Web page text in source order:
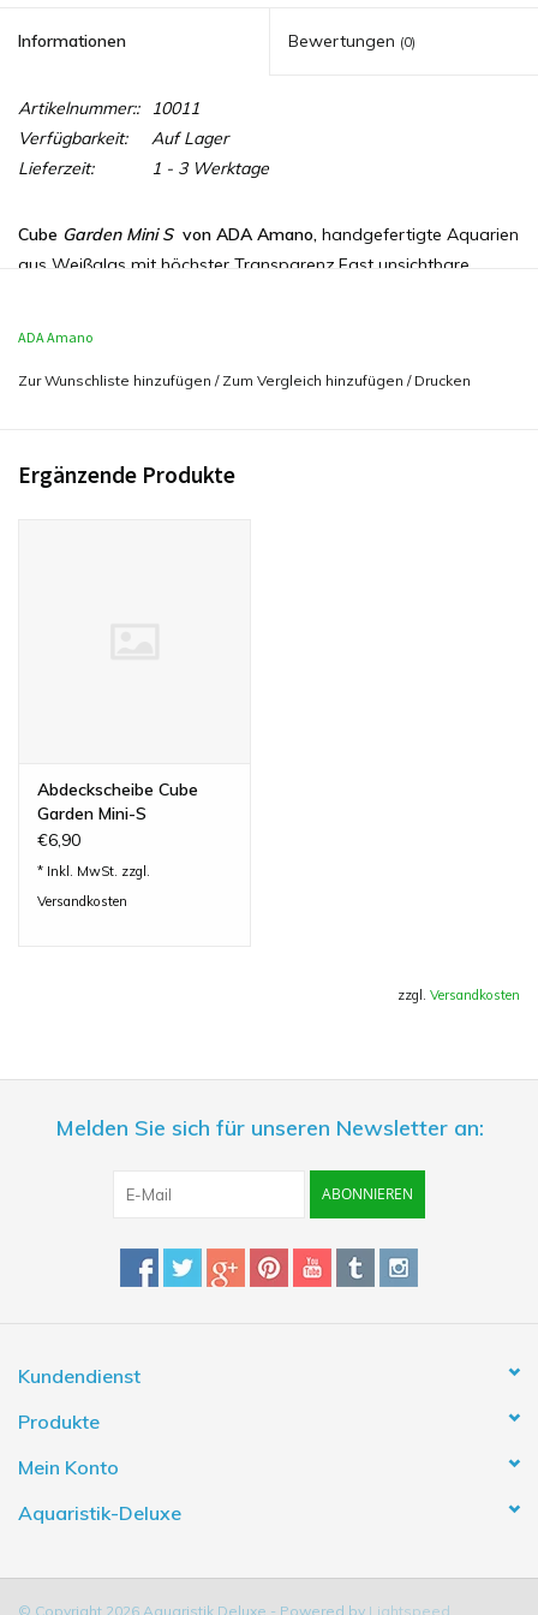
Informationen Bewertungen (0)
Artikelnummer::
10011
Verfügbarkeit:
Auf Lager
Lieferzeit:
1 - 3 Werktage
Cube Garden Mini Svon ADA Amano, handgefertigte Aquarien
aus Weißglas mit höchster Transparenz.Fast unsichtbare
Inhalt:12 Liter
ADA Amano
Zur Wunschliste hinzufügen / Zum Vergleich hinzufügen / Drucken
Ergänzende Produkte
Abdeckscheibe Cube
Garden Mini-S
€6,90
* Inkl. MwSt. zzgl.
Versandkosten
zzgl. Versandkosten
Melden Sie sich für unseren Newsletter an:
ABONNIEREN
Kundendienst
Produkte
Mein Konto
Aquaristik-Deluxe
© Copyright 2026 Aquaristik Deluxe - Powered by Lightspeed